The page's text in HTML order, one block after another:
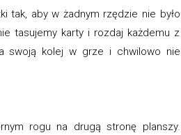
tak, aby w żadnym rzędzie nie było
tasujemy karty i rozdaj każdemu z
swoją kolej w grze i chwilowo nie
rogu na drugą stronę planszy.